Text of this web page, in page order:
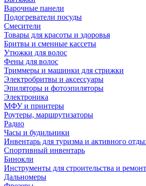
Варочные панели
Подогреватели посуды
Смесители
Товары для красоты и здоровья
Бритвы и сменные кассеты
Утюжки для волос
Фены для волос
Триммеры и машинки для стрижки
Электробритвы и аксессуары
Эпиляторы и фотоэпиляторы
Электроника
МФУ и принтеры
Роутеры, маршрутизаторы
Радио
Часы и будильники
Инвентарь для туризма и активного
Спортивный инвентарь
Бинокли
Инструменты для строительства и
Дальномеры